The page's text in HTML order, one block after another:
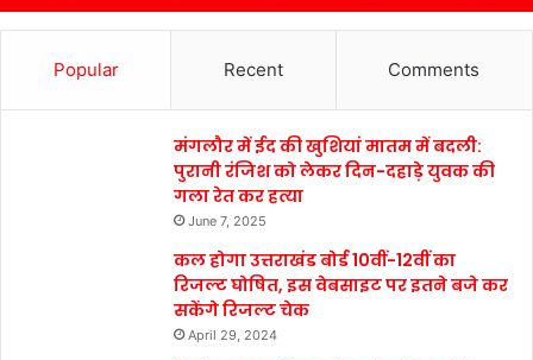
Popular Recent Comments
मंगलौर में ईद की खुशियां मातम में बदली:
पुरानी रंजिश को लेकर दिन-दहाड़े युवक की
गला रेत कर हत्या
June 7, 2025
कल होगा उत्तराखंड बोर्ड 10वीं-12वीं का
रिजल्ट घोषित, इस वेबसाइट पर इतने बजे कर
सकेंगे रिजल्ट चेक
April 29, 2024